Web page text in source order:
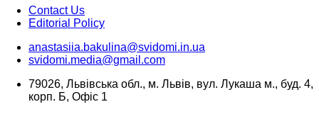
Contact Us
Editorial Policy
anastasiia.bakulina@svidomi.in.ua
svidomi.media@gmail.com
79026, Львівська обл., м. Львів, вул. Лукаша м., буд. 4,
корп. Б, Офіс 1